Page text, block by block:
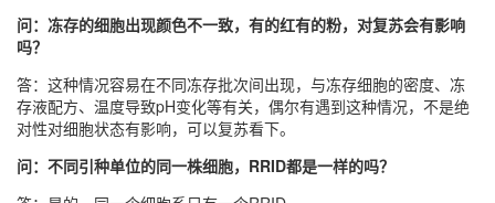
问：冻存的细胞出现颜色不一致，有的红有的粉，对复苏会有影响
吗？
答：这种情况容易在不同冻存批次间出现，与冻存细胞的密度、冻
存液配方、温度导致pH变化等有关，偶尔有遇到这种情况，不是绝
对性对细胞状态有影响，可以复苏看下。
问：不同引种单位的同一株细胞，RRID都是一样的吗？